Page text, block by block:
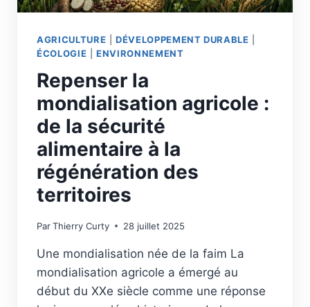
AGRICULTURE |DÉVELOPPEMENT DURABLE
ÉCOLOGIE |ENVIRONNEMENT
Repenser la
mondialisation agricole :
de la sécurité
alimentaire à la
régénération des
territoires
ParThierry Curty 28 juillet 2025
Une mondialisation née de la faim La
mondialisation agricole a émergé au
début du XXe siècle comme une réponse